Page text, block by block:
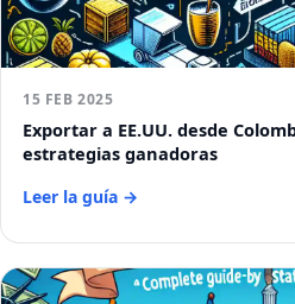
15 FEB 2025
Exportar a EE.UU. desde
estrategias ganadoras
Leer la guía →